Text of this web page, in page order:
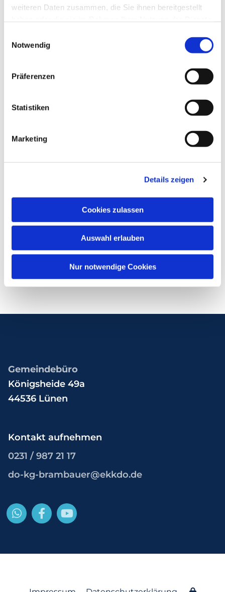
weiteren Daten zusammen, die Sie ihnen bereitgestellt
Notwendig
Präferenzen
Statistiken
Marketing
Details zeigen
Cookies zulassen
Auswahl erlauben
Nur notwendige Cookies
Dies könnte Sie auch
Gemeindebüro
Königsheide 49a
44536 Lünen
Kontakt aufnehmen
0231 / 987 21 17
do-kg-brambauer@ekkdo.de